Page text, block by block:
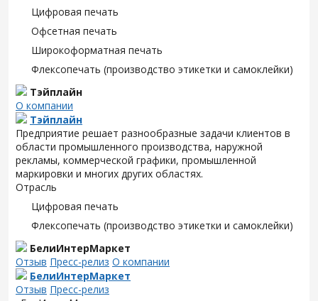
Цифровая печать
Офсетная печать
Широкоформатная печать
Флексопечать (производство этикетки и самоклейки)
Тэйплайн
О компании
Тэйплайн
Предприятие решает разнообразные задачи клиентов в
области промышленного производства, наружной
рекламы, коммерческой графики, промышленной
маркировки и многих других областях.
Отрасль
Цифровая печать
Флексопечать (производство этикетки и самоклейки)
БелиИнтерМаркет
Отзыв Пресс-релиз О компании
БелиИнтерМаркет
Отзыв Пресс-релиз